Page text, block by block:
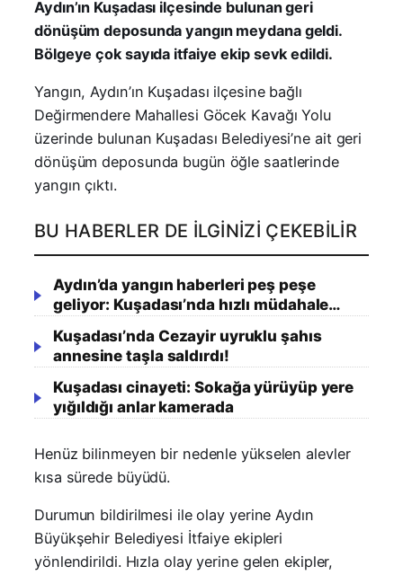
Aydın’ın Kuşadası ilçesinde bulunan geri
dönüşüm deposunda yangın meydana geldi.
Bölgeye çok sayıda itfaiye ekip sevk edildi.
Yangın, Aydın’ın Kuşadası ilçesine bağlı
Değirmendere Mahallesi Göcek Kavağı Yolu
üzerinde bulunan Kuşadası Belediyesi’ne ait geri
dönüşüm deposunda bugün öğle saatlerinde
yangın çıktı.
BU HABERLER DE İLGINIZI ÇEKEBILIR
Aydın’da yangın haberleri peş peşe
geliyor: Kuşadası’nda hızlı müdahale…
Kuşadası’nda Cezayir uyruklu şahıs
annesine taşla saldırdı!
Kuşadası cinayeti: Sokağa yürüyüp yere
yığıldığı anlar kamerada
Henüz bilinmeyen bir nedenle yükselen alevler
kısa sürede büyüdü.
Durumun bildirilmesi ile olay yerine Aydın
Büyükşehir Belediyesi İtfaiye ekipleri
yönlendirildi. Hızla olay yerine gelen ekipler,